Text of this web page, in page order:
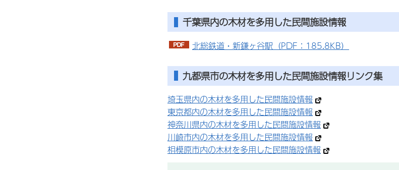
千葉県内の木材を多用した民間施設情報
北総鉄道・新鎌ヶ谷駅（PDF：185.8KB）
九都県市の木材を多用した民間施設情報リンク集
埼玉県内の木材を多用した民間施設情報
東京都内の木材を多用した民間施設情報
神奈川県内の木材を多用した民間施設情報
川崎市内の木材を多用した民間施設情報
相模原市内の木材を多用した民間施設情報